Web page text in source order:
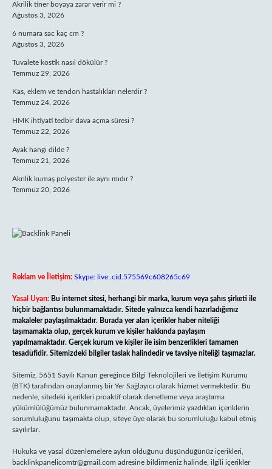
Akrilik tiner boyaya zarar verir mi ?
Ağustos 3, 2026
6 numara sac kaç cm ?
Ağustos 3, 2026
Tuvalete kostik nasıl dökülür ?
Temmuz 29, 2026
Kas, eklem ve tendon hastalıkları nelerdir ?
Temmuz 24, 2026
HMK ihtiyati tedbir dava açma süresi ?
Temmuz 22, 2026
Ayak hangi dilde ?
Temmuz 21, 2026
Akrilik kumaş polyester ile aynı mıdır ?
Temmuz 20, 2026
Reklam ve İletişim: Skype: live:.cid.575569c608265c69
Yasal Uyarı: Bu internet sitesi, herhangi bir marka, kurum veya şahıs şirketi ile
hiçbir bağlantısı bulunmamaktadır. Sitede yalnızca kendi hazırladığımız
makaleler paylaşılmaktadır. Burada yer alan içerikler haber niteliği
taşımamakta olup, gerçek kurum ve kişiler hakkında paylaşım
yapılmamaktadır. Gerçek kurum ve kişiler ile isim benzerlikleri tamamen
tesadüfidir. Sitemizdeki bilgiler taslak halindedir ve tavsiye niteliği taşımazlar.
Sitemiz, 5651 Sayılı Kanun gereğince Bilgi Teknolojileri ve İletişim Kurumu
(BTK) tarafından onaylanmış bir Yer Sağlayıcı olarak hizmet vermektedir. Bu
nedenle, sitedeki içerikleri proaktif olarak denetleme veya araştırma
yükümlülüğümüz bulunmamaktadır. Ancak, üyelerimiz yazdıkları içeriklerin
sorumluluğunu taşımakta olup, siteye üye olarak bu sorumluluğu kabul etmiş
sayılırlar.
Hukuka ve yasal düzenlemelere aykırı olduğunu düşündüğünüz içerikleri,
backlinkpanelicomtr@gmail.com adresine bildirmeniz halinde, ilgili içerikler